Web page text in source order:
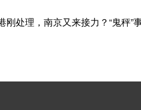
刚处理，南京又来接力？“鬼秤”